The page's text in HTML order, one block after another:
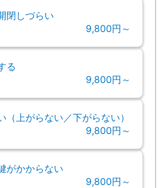
閉しづらい
9,800円～
る
9,800円～
（上がらない／下がらない）
9,800円～
がかからない
9,800円～